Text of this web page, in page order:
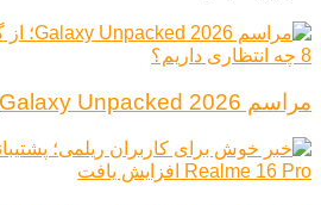
مراسم Galaxy Unpacked 2026